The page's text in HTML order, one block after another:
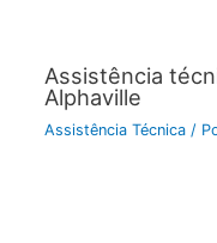
Assistência
Alphaville
Assistência Técnica/